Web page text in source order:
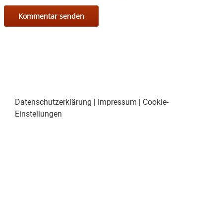
Datenschutzerklärung | Impressum | Cookie-
Einstellungen